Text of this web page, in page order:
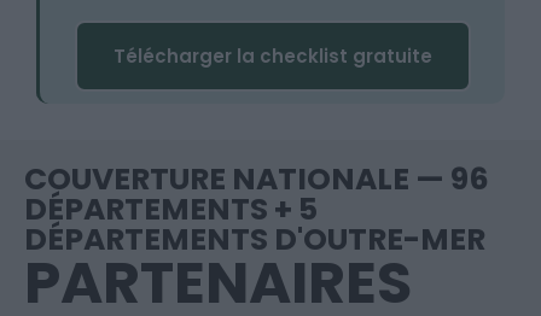
Télécharger la checklist gratuite
COUVERTURE NATIONALE — 96
DÉPARTEMENTS + 5
DÉPARTEMENTS D'OUTRE-MER
PARTENAIRES